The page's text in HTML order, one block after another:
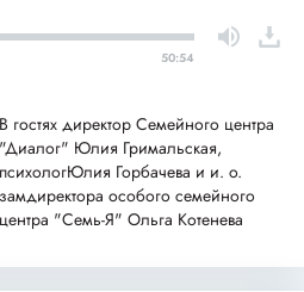
50:54
В гостях директор Семейного центра
"Диалог" Юлия Гримальская,
психологЮлия Горбачева и и. о.
замдиректора особого семейного
центра "Семь-Я" Ольга Котенева